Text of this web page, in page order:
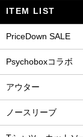
ITEM LIST
PriceDown SALE
Psychoboxコラボ
アウター
ノースリーブ